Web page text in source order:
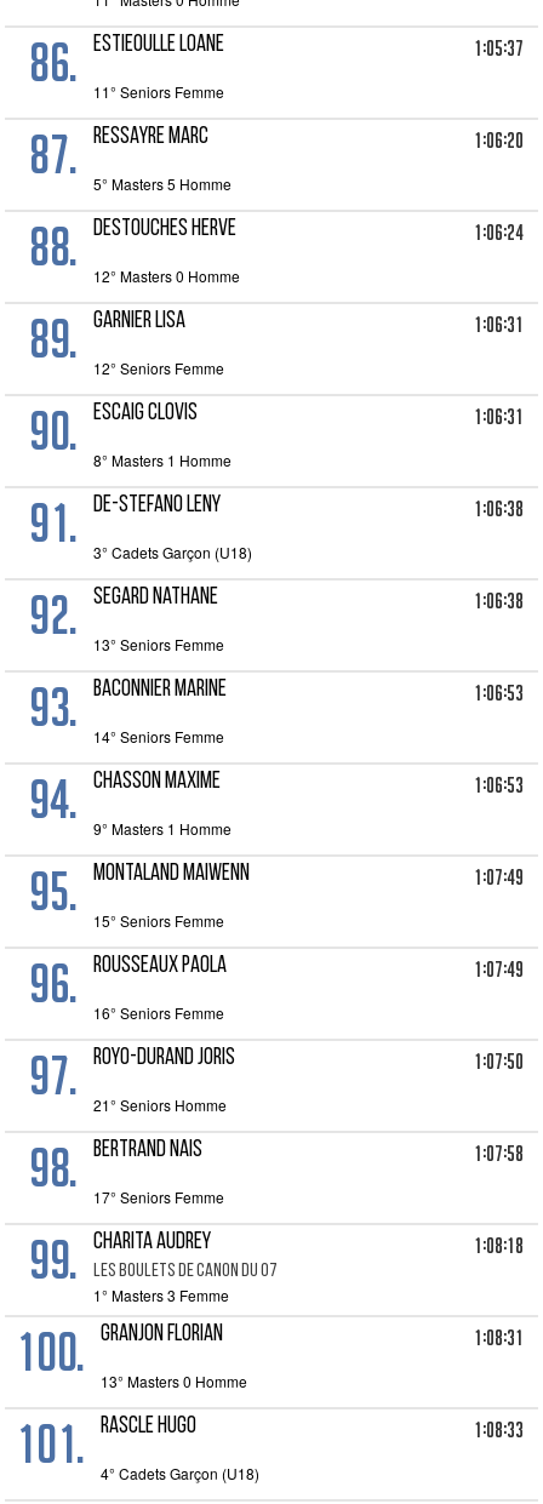
86. ESTIEOULLE Loane 1:05:37
11° Seniors Femme
87. RESSAYRE Marc 1:06:20
5° Masters 5 Homme
88. DESTOUCHES Herve 1:06:24
12° Masters 0 Homme
89. GARNIER Lisa 1:06:31
12° Seniors Femme
90. ESCAIG Clovis 1:06:31
8° Masters 1 Homme
91. DE-STEFANO Leny 1:06:38
3° Cadets Garçon (U18)
92. SEGARD Nathane 1:06:38
13° Seniors Femme
93. BACONNIER Marine 1:06:53
14° Seniors Femme
94. CHASSON Maxime 1:06:53
9° Masters 1 Homme
95. MONTALAND Maiwenn 1:07:49
15° Seniors Femme
96. ROUSSEAUX Paola 1:07:49
16° Seniors Femme
97. ROYO-DURAND Joris 1:07:50
21° Seniors Homme
98. BERTRAND Nais 1:07:58
17° Seniors Femme
99. CHARITA Audrey
LES BOULETS DE CANON DU 07
1:08:18
1° Masters 3 Femme
100. GRANJON Florian 1:08:31
13° Masters 0 Homme
101. RASCLE Hugo 1:08:33
4° Cadets Garçon (U18)